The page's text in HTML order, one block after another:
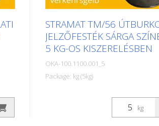
STRAMAT TM/56
JELZŐFESTÉK SÁRGA
5 KG-OS KISZERELÉSBEN
OKA-100.1100.001_5
Package: kg (5kg)
A STRAMAT útburkolati
elsősorban aszfalt- vagy
betonfelületeken használják,
kg